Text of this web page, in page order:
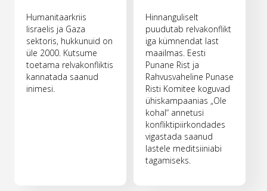
Humanitaarkriis
Iisraelis ja Gaza
sektoris, hukkunuid on
üle 2000. Kutsume
toetama relvakonfliktis
kannatada saanud
inimesi.
Hinnanguliselt
puudutab relvakonflikt
iga kümnendat last
maailmas. Eesti
Punane Rist ja
Rahvusvaheline Punase
Risti Komitee koguvad
ühiskampaanias „Ole
kohal“ annetusi
konfliktipiirkondades
vigastada saanud
lastele meditsiiniabi
tagamiseks.